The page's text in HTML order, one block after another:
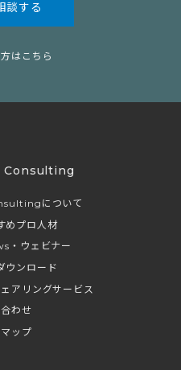
談する
はこちら
Consulting
について
めプロ人材
・ウェビナー
ウンロード
アリングサービス
わせ
ップ